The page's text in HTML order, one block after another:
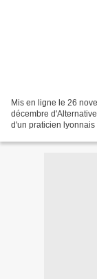
Mis en ligne le 26
décembre
d'un praticien lyonnais